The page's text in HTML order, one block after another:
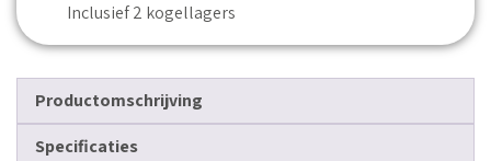
Inclusief 2 kogellagers
Productomschrijving
Specificaties